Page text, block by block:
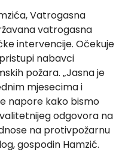
Vatrogasna
vatrogasna
intervencije. Očekuje
nabavci
požara. „Jasna je
mjesecima i
napore kako bismo
odgovora na
na protivpožarnu
gospodin Hamzić.